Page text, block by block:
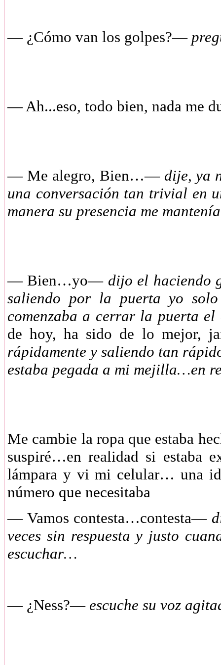
— ¿Cómo van los golpes?—
— Ah...eso, todo bien, nada me
— Me alegro, Bien…—dije, ya
una conversación tan trivial en
manera su presencia me
— Bien…yo—dijo el haciendo
saliendo por la puerta yo solo
comenzaba a cerrar la puerta
de hoy, ha sido de lo mejor,
rápidamente y saliendo tan
estaba pegada a mi mejilla…en
Me cambie la ropa que estaba
suspiré…en realidad si estaba
lámpara y vi mi celular… una
número que necesitaba
— Vamos contesta…contesta—
veces sin respuesta y justo
escuchar…
— ¿Ness?—escuche su voz